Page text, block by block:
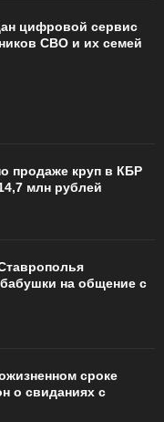
цифровой сервис
СВО и их семей
продаже круп в КБР
млн рублей
на общение с
сроке
о свиданиях с